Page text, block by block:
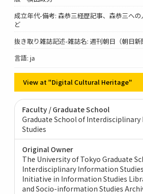
成立年代-備考: 森恭三経歴記事、森恭三へ
ど
抜き取り雑誌記述-雑誌名: 週刊朝日（朝日新
言語: ja
View at "Digital Cultural Heritage"
Faculty / Graduate School
Graduate School of
Studies
Original Owner
The University of Tokyo Graduate
Interdisciplinary Information
Initiative in Information Studies
and Socio-information Studies